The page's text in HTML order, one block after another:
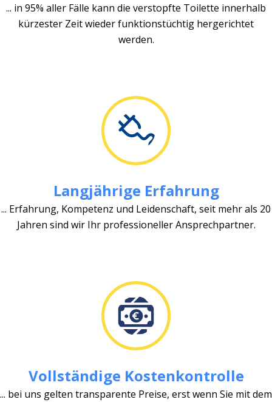
... in 95% aller Fälle kann die verstopfte Toilette innerhalb
kürzester Zeit wieder funktionstüchtig hergerichtet
werden.
Langjährige Erfahrung
... Erfahrung, Kompetenz und Leidenschaft, seit mehr als 20
Jahren sind wir Ihr professioneller Ansprechpartner.
Vollständige Kostenkontrolle
... bei uns gelten transparente Preise, erst wenn Sie mit dem